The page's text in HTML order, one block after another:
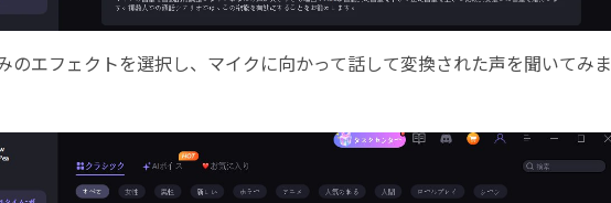
のエフェクトを選択し、マイクに向かって話して変換された声を聞いてみま